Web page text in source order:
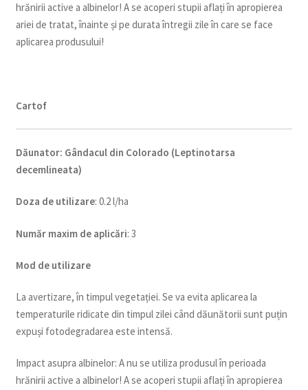
hrănirii active a albinelor! A se acoperi stupii aflați în apropierea
ariei de tratat, înainte și pe durata întregii zile în care se face
aplicarea produsului!
Cartof
Dăunator: Gândacul din Colorado (Leptinotarsa
decemlineata)
Doza de utilizare: 0.2 l/ha
Număr maxim de aplicări: 3
Mod de utilizare
La avertizare, în timpul vegetației. Se va evita aplicarea la
temperaturile ridicate din timpul zilei când dăunătorii sunt puțin
expuși fotodegradarea este intensă.
Impact asupra albinelor: A nu se utiliza produsul în perioada
hrănirii active a albinelor! A se acoperi stupii aflați în apropierea